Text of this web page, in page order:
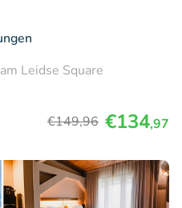
Leidse Square
€149,96 €134,97